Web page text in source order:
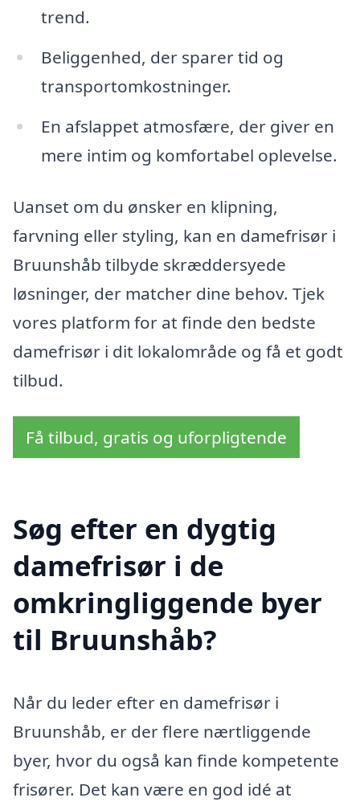
trend.
Beliggenhed, der sparer tid og
transportomkostninger.
En afslappet atmosfære, der giver en
mere intim og komfortabel oplevelse.
Uanset om du ønsker en klipning,
farvning eller styling, kan en damefrisør i
Bruunshåb tilbyde skræddersyede
løsninger, der matcher dine behov. Tjek
vores platform for at finde den bedste
damefrisør i dit lokalområde og få et godt
tilbud.
Få tilbud, gratis og uforpligtende
Søg efter en dygtig
damefrisør i de
omkringliggende byer
til Bruunshåb?
Når du leder efter en damefrisør i
Bruunshåb, er der flere nærtliggende
byer, hvor du også kan finde kompetente
frisører. Det kan være en god idé at